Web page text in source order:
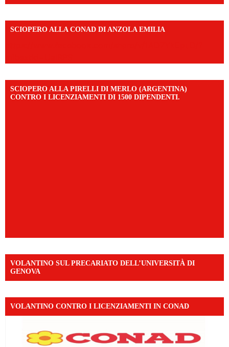
SCIOPERO ALLA CONAD DI ANZOLA EMILIA
SCIOPERO ALLA PIRELLI DI MERLO (ARGENTINA)
CONTRO I LICENZIAMENTI DI 1500 DIPENDENTI.
VOLANTINO SUL PRECARIATO DELL’UNIVERSITÀ DI
GENOVA
VOLANTINO CONTRO I LICENZIAMENTI IN CONAD